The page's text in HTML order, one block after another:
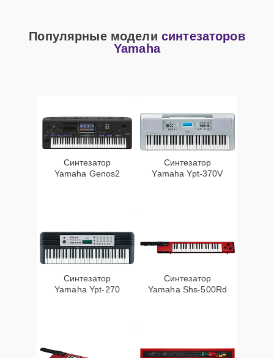
Популярные модели синтезаторов
Yamaha
Синтезатор
Yamaha Genos2
Синтезатор
Yamaha Ypt-370V
Синтезатор
Yamaha Ypt-270
Синтезатор
Yamaha Shs-500Rd